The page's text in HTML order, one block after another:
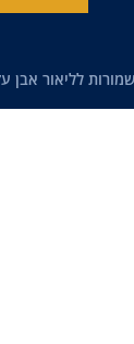
לליאור אבן